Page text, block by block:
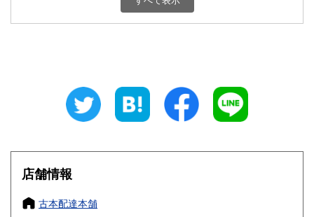
800円 三重県
大阪府
奈良県
店舗情報
古本配達本舗